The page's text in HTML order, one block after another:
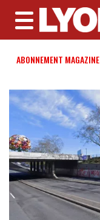
MENU
ABONNEMENT MAGAZINE